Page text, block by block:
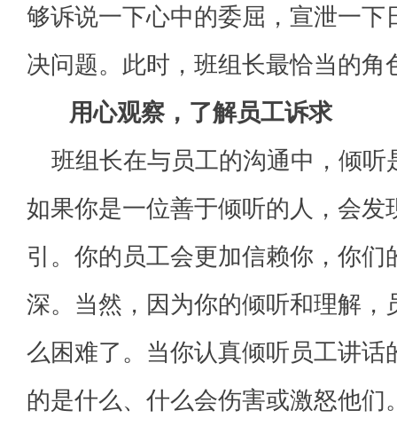
够诉说一下心中的委屈，宣泄一下
决问题。此时，班组长最恰当的角
用心观察，了解员工诉求
班组长在与员工的沟通中，倾
如果你是一位善于倾听的人，会发
引。你的员工会更加信赖你，你
深。当然，因为你的倾听和理解，
么困难了。当你认真倾听员工讲话
的是什么、什么会伤害或激怒他们